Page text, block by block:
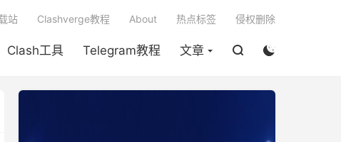
Clash工具 Telegram教程 文章  
站 Clashverge教程 About 热点标签 侵权删除